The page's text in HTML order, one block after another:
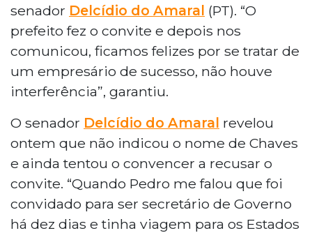
senador Delcídio do Amaral (PT). “O
prefeito fez o convite e depois nos
comunicou, ficamos felizes por se tratar de
um empresário de sucesso, não houve
interferência”, garantiu.
O senador Delcídio do Amaral revelou
ontem que não indicou o nome de Chaves
e ainda tentou o convencer a recusar o
convite. “Quando Pedro me falou que foi
convidado para ser secretário de Governo
há dez dias e tinha viagem para os Estados